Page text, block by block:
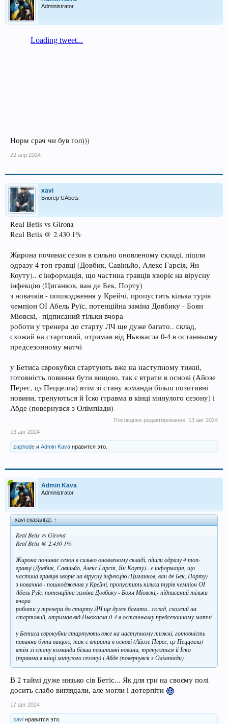
Administrator
Норм срач чи був гол)))
22 апр 2024
xavi
Блогер UAbets
Real Betis vs Girona
Real Betis @ 2.430 1%
Жирона починає сезон в сильно оновленому складі, пішли
одразу 4 топ-гравці (Довбик, Савіньйо, Алекс Гарсія, Ян
Коуту).. є інформація, що частина гравців хворіє на вірусну
інфекцію (Циганков, ван де Бек, Порту)
з новачків - пошкодження у Крейчі, пропустить кілька турів
чемпіон ОІ Абель Руїс, потенційна заміна Довбику - Боян
Міовскі,- підписаний тільки вчора
роботи у тренера до старту ЛЧ ще дуже багато.. склад,
схожий на стартовий, отримав від Ньюкасла 0-4 в останньому
предсезонному матчі
у Бетиса єврокубки стартують вже на наступному тижні,
готовність повинна бути вищою, так є втрати в основі (Айозе
Перес, цз Пеццелла) втім зі стану команди більш позитивні
новини, тренуються й Іско (травма в кінці минулого сезону) і
Абде (повернувся з Олімпіади)
Последнее редактирование: 13 авг 2024
13 авг 2024
zaphode и Admin Kava нравится это.
Admin Kava
Administrator
xavi сказал(а): ↑
Real Betis vs Girona
Real Betis @ 2.430 1%
Жирона починає сезон в сильно оновленому складі, пішли одразу 4 топ-
гравці (Довбик, Савіньйо, Алекс Гарсія, Ян Коуту).. є інформація, що
частина гравців хворіє на вірусну інфекцію (Циганков, ван де Бек, Порту)
з новачків - пошкодження у Крейчі, пропустить кілька турів чемпіон ОІ
Абель Руїс, потенційна заміна Довбику - Боян Міовскі,- підписаний тільки
вчора
роботи у тренера до старту ЛЧ ще дуже багато.. склад, схожий на
стартовий, отримав від Ньюкасла 0-4 в останньому предсезонному матчі
у Бетиса єврокубки стартують вже на наступному тижні, готовність
повинна бути вищою, так є втрати в основі (Айозе Перес, цз Пеццелла)
втім зі стану команди більш позитивні новини, тренуються й Іско
(травма в кінці минулого сезону) і Абде (повернувся з Олімпіади)
В 2 таймі дуже низько сів Бетіс... Як для гри на своєму полі
досить слабо виглядали, але могли і дотерпіти
17 авг 2024
xavi нравится это.